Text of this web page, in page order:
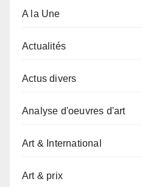
A la Une
Actualités
Actus divers
Analyse d'oeuvres d'art
Art & International
Art & prix